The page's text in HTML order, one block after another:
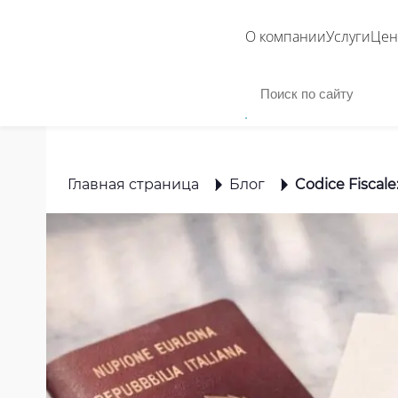
О компанииУслуги
Главная страница Блог Codice